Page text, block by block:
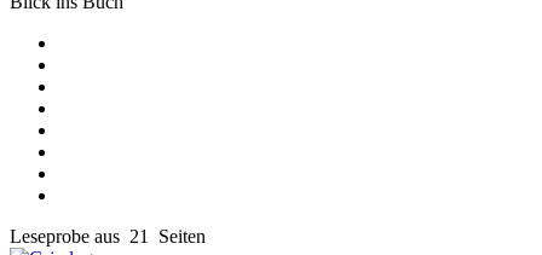
Leseprobe aus 21 Seiten